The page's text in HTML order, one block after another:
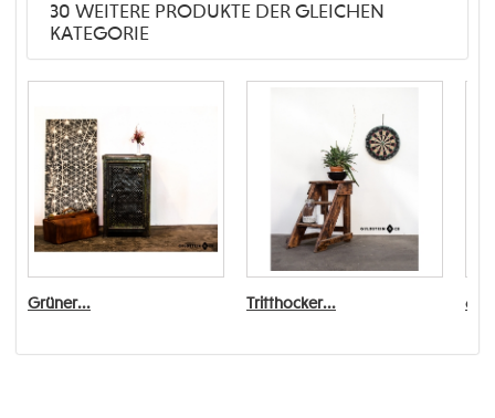
30 WEITERE PRODUKTE DER GLEICHEN
KATEGORIE
Grüner... Tritthocker... 6er